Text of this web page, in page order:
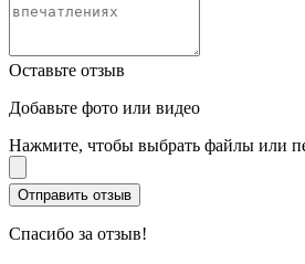
Оставьте отзыв
Добавьте фото или видео
Нажмите, чтобы выбрать файлы или
Спасибо за отзыв!